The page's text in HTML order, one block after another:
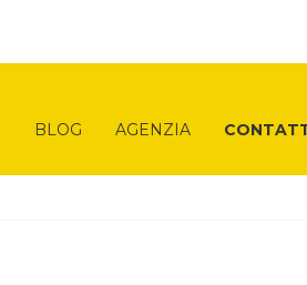
BLOG AGENZIA